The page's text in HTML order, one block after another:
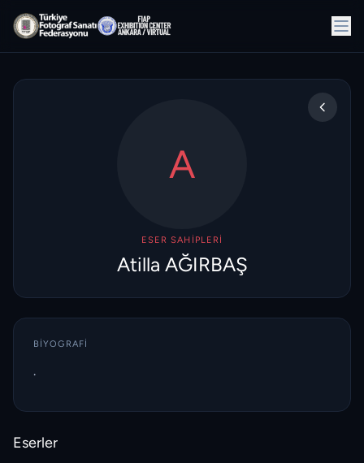
A
ESER SAHIPLERI
Atilla AĞIRBAŞ
BIYOGRAFI
.
Eserler